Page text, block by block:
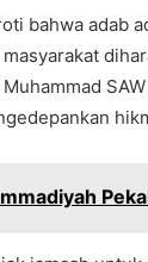
bahwa adab